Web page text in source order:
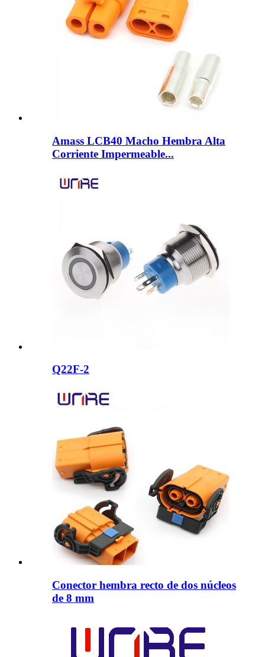
Amass LCB40 Macho Hembra Alta
Corriente Impermeable...
Q22F-2
Conector hembra recto de dos núcleos
de 8 mm